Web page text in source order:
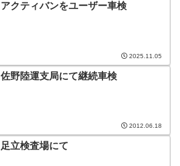
アクティバンをユーザー車検
2025.11.05
佐野陸運支局にて継続車検
2012.06.18
足立検査場にて